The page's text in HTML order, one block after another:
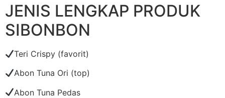
JENIS LENGKAP PRODUK
SIBONBON
Teri Crispy (favorit)
Abon Tuna Ori (top)
Abon Tuna Pedas